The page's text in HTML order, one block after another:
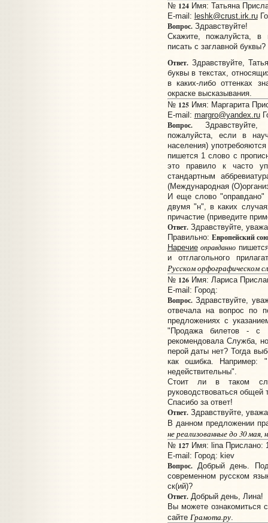
№ 124Имя: Татьяна
E-mail: leshk@crust.irk.ru
Вопрос.Здравствуйте!
Скажите, пожалуйста, в
писать с заглавной буквы?
Ответ.Здравствуйте,
буквы в текстах,
в каких-либо оттенках
окраске высказывания.
№ 125Имя: Маргарита
E-mail: margro@yandex.ru
Вопрос.Здравствуйте,
пожалуйста, если в
населения)
пишется 1 слово с
это правило к часто
стандартным
(Международная
И еще слово "оправдано"
двумя "н", в каких
причастие (приведите
Ответ.Здравствуйте,
Правильно: Европейский
Наречие оправданно
и отглагольного
Русском орфографическом
№ 126Имя: Лариса
E-mail: Город:
Вопрос.Здравствуйте,
отвечала на вопрос по
предложениях с
"Продажа билетов -
рекомендовала Служба,
перой даты нет? Тогда
как ошибка. Например:
недействительны".
Стоит ли в таком
руководствоваться общей
Спасибо за ответ!
Ответ.Здравствуйте,
В данном предложении
не реализованныедо 30 мая,
№ 127Имя: lina Прислано:
E-mail: Город: kiev
Вопрос.Добрый день.
современном русском
ск(ий)?
Ответ.Добрый день, Лина!
Вы можете ознакомиться
сайте Грамота.ру.